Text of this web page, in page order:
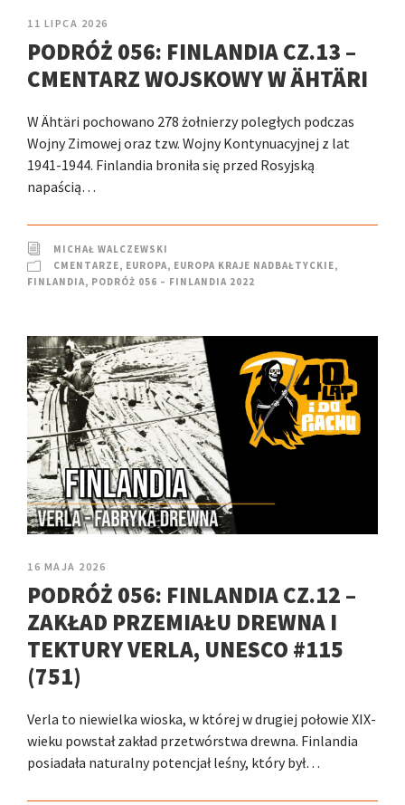
11 LIPCA 2026
PODRÓŻ 056: FINLANDIA CZ.13 –
CMENTARZ WOJSKOWY W ÄHTÄRI
W Ähtäri pochowano 278 żołnierzy poległych podczas
Wojny Zimowej oraz tzw. Wojny Kontynuacyjnej z lat
1941-1944. Finlandia broniła się przed Rosyjską
napaścią…
MICHAŁ WALCZEWSKI
CMENTARZE, EUROPA, EUROPA KRAJE NADBAŁTYCKIE,
FINLANDIA, PODRÓŻ 056 – FINLANDIA 2022
16 MAJA 2026
PODRÓŻ 056: FINLANDIA CZ.12 –
ZAKŁAD PRZEMIAŁU DREWNA I
TEKTURY VERLA, UNESCO #115
(751)
Verla to niewielka wioska, w której w drugiej połowie XIX-
wieku powstał zakład przetwórstwa drewna. Finlandia
posiadała naturalny potencjał leśny, który był…